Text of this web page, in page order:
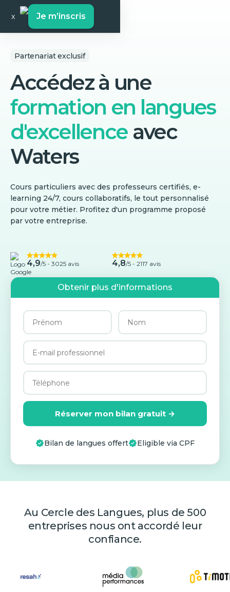
x Je m’inscris
Partenariat exclusif
Accédez à une
formation en langues
d'excellence avec
Waters
Cours particuliers avec des professeurs certifiés, e-
learning 24/7, cours collaboratifs, le tout personnalisé
pour votre métier. Profitez d'un programme proposé
par votre entreprise.
4,9/5 - 3025 avis 4,8/5 - 2117 avis
Obtenir plus d'informations
Réserver mon bilan gratuit →
Bilan de langues offert Eligible via CPF
Au Cercle des Langues, plus de 500
entreprises nous ont accordé leur
confiance.